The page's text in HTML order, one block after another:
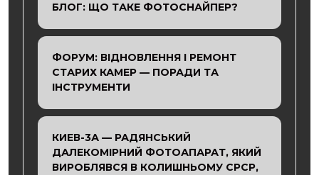
БЛОГ: ЩО ТАКЕ ФОТОСНАЙПЕР?
ФОРУМ: ВІДНОВЛЕННЯ І РЕМОНТ
СТАРИХ КАМЕР — ПОРАДИ ТА
ІНСТРУМЕНТИ
КИЕВ-3А — РАДЯНСЬКИЙ
ДАЛЕКОМІРНИЙ ФОТОАПАРАТ, ЯКИЙ
ВИРОБЛЯВСЯ В КОЛИШНЬОМУ СРСР,